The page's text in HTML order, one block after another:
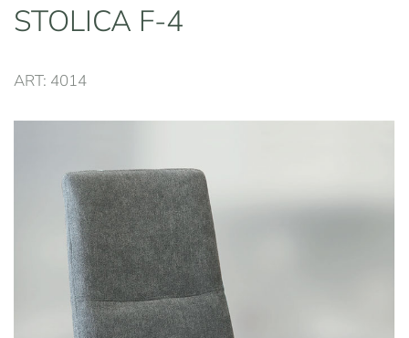
STOLICA F-4
ART: 4014